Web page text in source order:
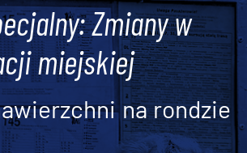
Zmiany w
miejskiej
na rondzie